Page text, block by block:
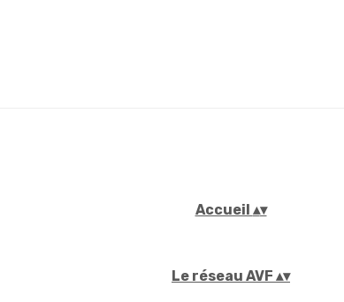
Accueil ▴▾
Le réseau AVF ▴▾